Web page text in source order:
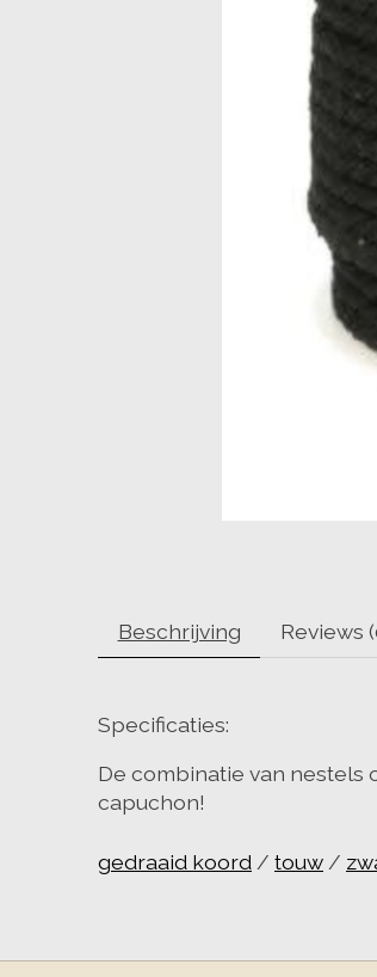
Beschrijving Reviews
Specificaties:
De combinatie van nestels
capuchon!
gedraaid koord / touw /